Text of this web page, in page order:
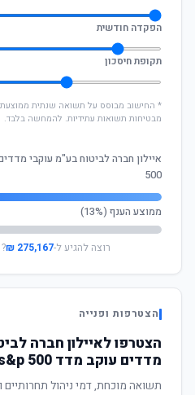
הפקדה חודשית
תקופת חיסכון
מבטיחות תשואות עתידיות. להמחשה בלבד.
500
ממוצע הענף (13%)
רוצה להגיע ל-275,167 ₪
הצטרפות ופנייה
הצטרפו לאיילון חברה
מדדים עוקב מדד s&p 500
תשואה מוכחת, דמי ניהול תחרותיים